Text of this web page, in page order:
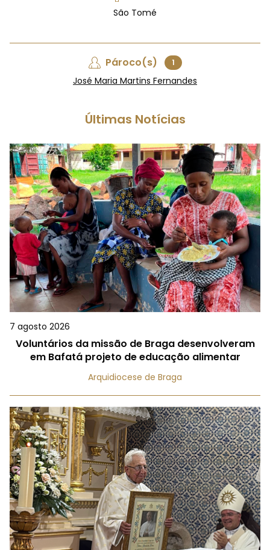
São Tomé
Pároco(s) 1
José Maria Martins Fernandes
Últimas Notícias
7 agosto 2026
Voluntários da missão de Braga desenvolveram
em Bafatá projeto de educação alimentar
Arquidiocese de Braga